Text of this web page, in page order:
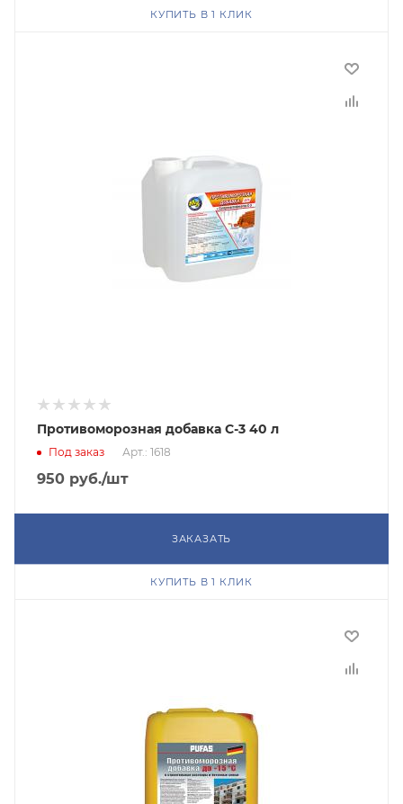
КУПИТЬ В 1 КЛИК
Противоморозная добавка С-3 40 л
Под заказ Арт.: 1618
950 руб./шт
ЗАКАЗАТЬ
КУПИТЬ В 1 КЛИК